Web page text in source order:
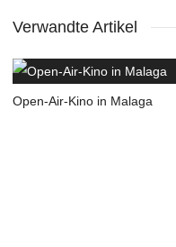
Verwandte Artikel
Open-Air-Kino in Malaga